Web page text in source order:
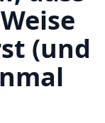
(und